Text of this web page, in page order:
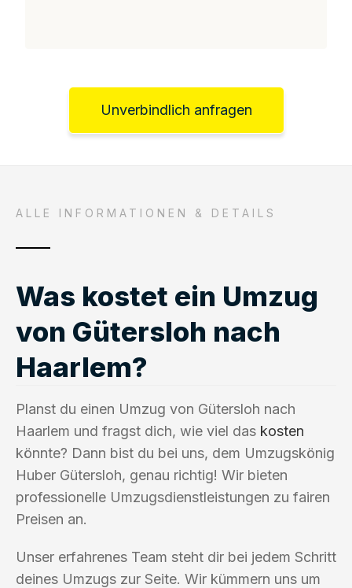
Unverbindlich anfragen
ALLE INFORMATIONEN & DETAILS
Was kostet ein Umzug
von Gütersloh nach
Haarlem?
Planst du einen Umzug von Gütersloh nach
Haarlem und fragst dich, wie viel das kosten
könnte? Dann bist du bei uns, dem Umzugskönig
Huber Gütersloh, genau richtig! Wir bieten
professionelle Umzugsdienstleistungen zu fairen
Preisen an.
Unser erfahrenes Team steht dir bei jedem Schritt
deines Umzugs zur Seite. Wir kümmern uns um